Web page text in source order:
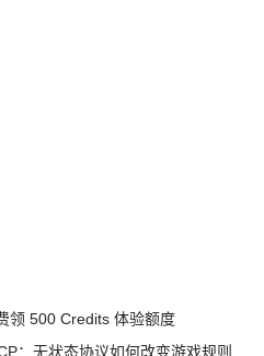
领 500 Credits 体验额度
：无状态协议如何改变游戏规则